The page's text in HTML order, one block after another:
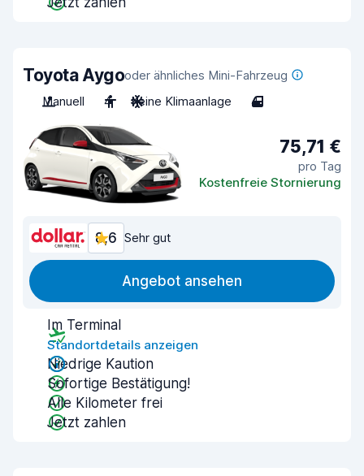
Toyota Aygooder ähnliches Mini-Fahrzeug
Manuell
4 Keine Klimaanlage 4
75,71 €
pro Tag
Kostenfreie Stornierung
8,6 Sehr gut
Angebot ansehen
Im Terminal
Standortdetails anzeigen
Niedrige Kaution
Sofortige Bestätigung!
Alle Kilometer frei
Jetzt zahlen